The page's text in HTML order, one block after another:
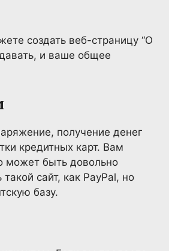
создать веб-страницу “О
и ваше общее
получение денег
кредитных карт. Вам
может быть довольно
сайт, как PayPal, но
базу.